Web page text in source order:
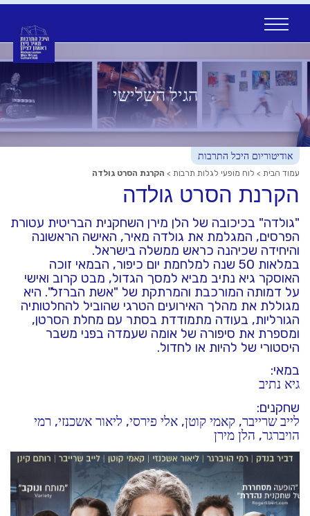
to
content
הגיל השלישי
אודיטוריום היכל התרבות
עמוד הבית > לוח מופעי לגלות תרבות > הקרנת הסרט גולדה
הקרנת הסרט גולדה
"גולדה" בכיכובה של הלן מירן השחקנית הבריטית עטורת
הפרסים, המגלמת את גולדה מאיר, האישה הראשונה
והיחידה שכיהנה כראש ממשלה בישראל.
במלאות 50 שנה למלחמת יום כיפור, הבמאי זוכה
האוסקר גיא נתיב מביא למסך הגדול, מבט קרוב ואישי
על דמותה המורכבת והמרתקת של "אשת הברזל". היא
מגוללת את מהלך האירועים הטרגי שהוביל להחלטותיה
הגורליות, בעודה מתמודדת בסתר עם מחלת הסרטן,
ומספרת את סיפורה של אומה שעמדה בפני משבר
היסטורי של להיות או לחדול.
במאי:
גיא נתיב
שחקנים:
לייב שרייבר, קאמי קוטן, אלי פירסי, ליאור אשכנזי, רמי
הויברגר, הלן מירן